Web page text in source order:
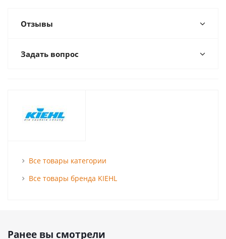
Отзывы
Задать вопрос
Все товары категории
Все товары бренда KIEHL
Ранее вы смотрели